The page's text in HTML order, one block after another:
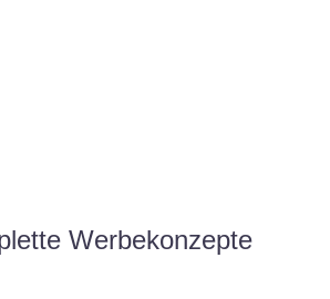
Werbekonzepte